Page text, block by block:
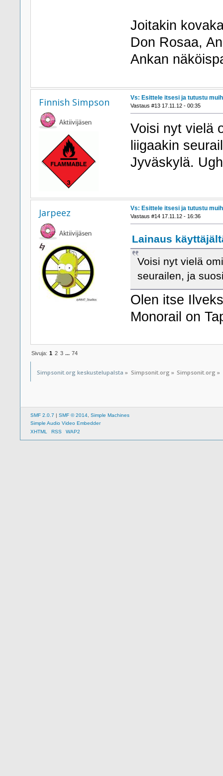
Joitakin
Don Rosaa,
Ankan
Finnish Simpson Vs: Esittele itsesi ja tutustu
Vastaus #13 17.11.12 - 00:35
Voisi nyt vielä
liigaakin
Jyväskylä.
Jarpeez Vs: Esittele itsesi ja tutustu
Vastaus #14 17.11.12 - 16:36
Lainaus
Voisi nyt vielä
seurailen, ja
Olen itse
Monorail on
Sivuja: 1 2 3 ... 74
Simpsonit.org keskustelupalsta » Simpsonit.org » Simpsonit.org »
SMF 2.0.7 | SMF © 2014, Simple Machines
Simple Audio Video Embedder
XHTML
RSS WAP2